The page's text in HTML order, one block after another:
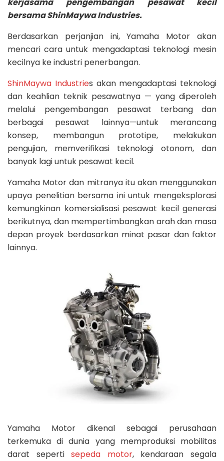
bersama ShinMaywa Industries.
Berdasarkan perjanjian ini, Yamaha Motor akan
mencari cara untuk mengadaptasi teknologi mesin
kecilnya ke industri penerbangan.
ShinMaywa Industries akan mengadaptasi teknologi
dan keahlian teknik pesawatnya — yang diperoleh
melalui pengembangan pesawat terbang dan
berbagai pesawat lainnya—untuk merancang
konsep, membangun prototipe, melakukan
pengujian, memverifikasi teknologi otonom, dan
banyak lagi untuk pesawat kecil.
Yamaha Motor dan mitranya itu akan menggunakan
upaya penelitian bersama ini untuk mengeksplorasi
kemungkinan komersialisasi pesawat kecil generasi
berikutnya, dan mempertimbangkan arah dan masa
depan proyek berdasarkan minat pasar dan faktor
lainnya.
Yamaha Motor dikenal sebagai perusahaan
terkemuka di dunia yang memproduksi mobilitas
darat sepertisepeda motor, kendaraan segala